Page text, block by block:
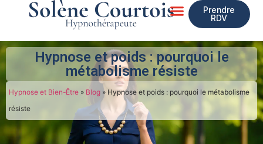
Prendre
RDV
Hypnose et poids : pourquoi le
métabolisme résiste
Hypnose et Bien-Être » Blog » Hypnose et poids : pourquoi le métabolisme
résiste